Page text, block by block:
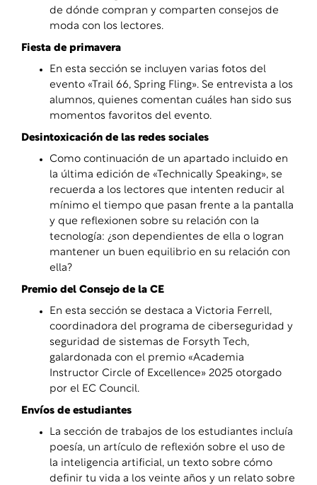
de dónde compran y comparten consejos de
moda con los lectores.
Fiesta de primavera
En esta sección se incluyen varias fotos del
evento «Trail 66, Spring Fling». Se entrevista a los
alumnos, quienes comentan cuáles han sido sus
momentos favoritos del evento.
Desintoxicación de las redes sociales
Como continuación de un apartado incluido en
la última edición de «Technically Speaking», se
recuerda a los lectores que intenten reducir al
mínimo el tiempo que pasan frente a la pantalla
y que reflexionen sobre su relación con la
tecnología: ¿son dependientes de ella o logran
mantener un buen equilibrio en su relación con
ella?
Premio del Consejo de la CE
En esta sección se destaca a Victoria Ferrell,
coordinadora del programa de ciberseguridad y
seguridad de sistemas de Forsyth Tech,
galardonada con el premio «Academia
Instructor Circle of Excellence» 2025 otorgado
por el EC Council.
Envíos de estudiantes
La sección de trabajos de los estudiantes incluía
poesía, un artículo de reflexión sobre el uso de
la inteligencia artificial, un texto sobre cómo
definir tu vida a los veinte años y un relato sobre